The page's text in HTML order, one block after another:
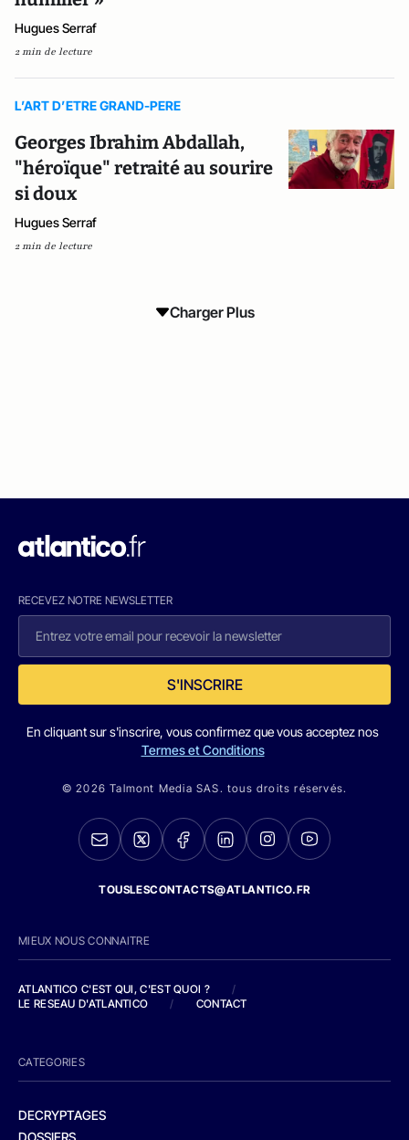
Hugues Serraf
2 min de lecture
L’ART D’ETRE GRAND-PERE
Georges Ibrahim Abdallah,
"héroïque" retraité au sourire
si doux
Hugues Serraf
2 min de lecture
Charger Plus
RECEVEZ NOTRE NEWSLETTER
S'INSCRIRE
En cliquant sur s'inscrire, vous confirmez que vous acceptez nos
Termes et Conditions
© 2026 Talmont Media SAS. tous droits réservés.
TOUSLESCONTACTS@ATLANTICO.FR
MIEUX NOUS CONNAITRE
ATLANTICO C'EST QUI, C'EST QUOI ?
/
LE RESEAU D'ATLANTICO
/ CONTACT
CATEGORIES
DECRYPTAGES
DOSSIERS